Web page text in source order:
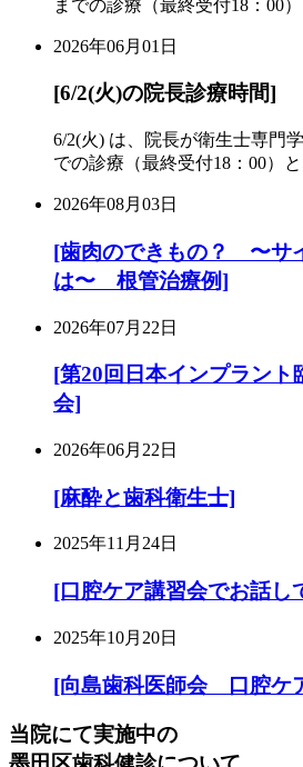
までの診療（最終受付18：00）
2026年06月01日
[6/2(火)の院長診療時間]
6/2(火) は、院長が衛生士専門
での診療（最終受付18：00）と
2026年08月03日
[歯肉のできもの？ 〜サ
は〜 根管治療例]
2026年07月22日
[第20回日本インプラント
会]
2026年06月22日
[麻酔と歯科衛生士]
2025年11月24日
[口腔ケア講習会でお話し
2025年10月20日
[向島歯科医師会 口腔ケ
当院にて実施中の